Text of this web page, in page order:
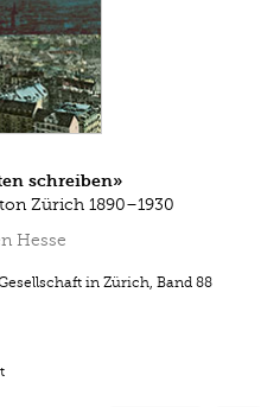
schreiben»
Zürich 1890–1930
Hesse
in Zürich, Band 88